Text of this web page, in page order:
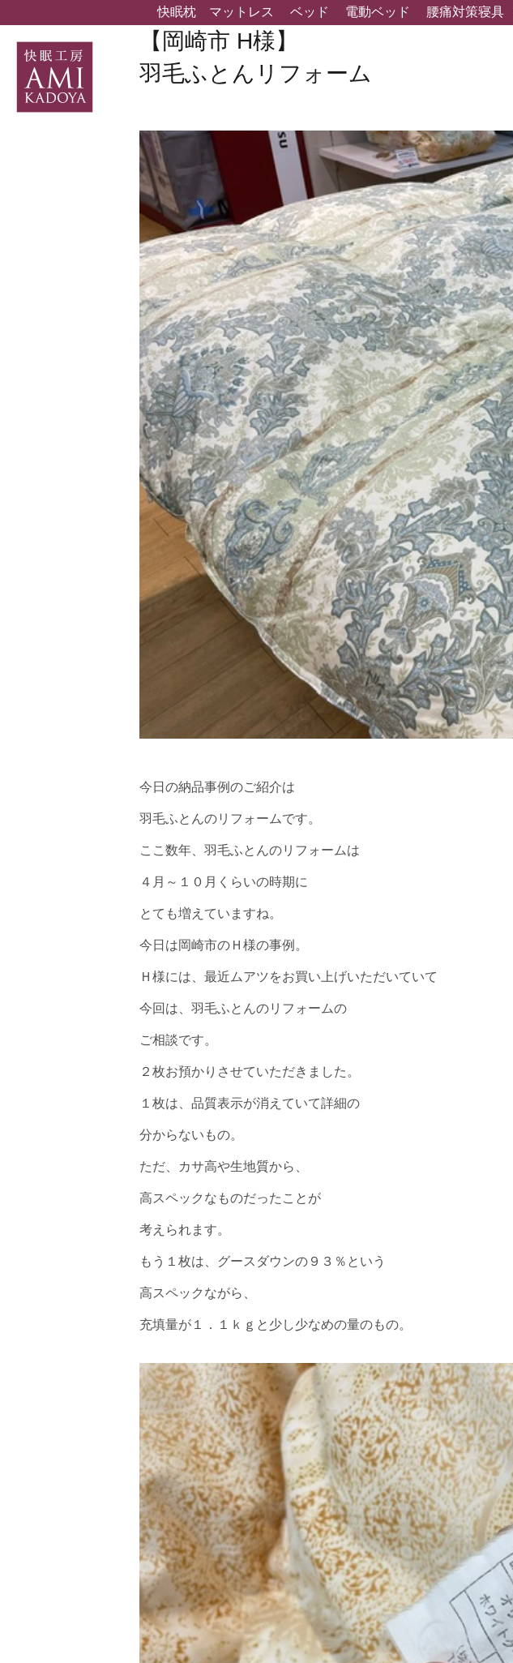
快眠枕 マットレス ベッド 電動ベッド 腰痛対策寝具
【岡崎市 H様】
羽毛ふとんリフォーム
今日の納品事例のご紹介は
羽毛ふとんのリフォームです。
ここ数年、羽毛ふとんのリフォームは
４月～１０月くらいの時期に
とても増えていますね。
今日は岡崎市のＨ様の事例。
Ｈ様には、最近ムアツをお買い上げいただいていて
今回は、羽毛ふとんのリフォームの
ご相談です。
２枚お預かりさせていただきました。
１枚は、品質表示が消えていて詳細の
分からないもの。
ただ、カサ高や生地質から、
高スペックなものだったことが
考えられます。
もう１枚は、グースダウンの９３％という
高スペックながら、
充填量が１．１ｋｇと少し少なめの量のもの。